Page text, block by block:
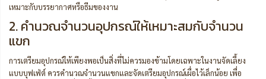
เหมาะกับบรรยากาศหรือธีมของงาน
2. คำนวณจำนวนอุปกรณ์ให้เหมาะสมกับจำนวน
แขก
การเตรียมอุปกรณ์ให้เพียงพอเป็นสิ่งที่ไม่ควรมองข้ามโดยเฉพาะในงานจัดเลี้ยง
แบบบุฟเฟ่ต์ ควรคำนวณจำนวนแขกและจัดเตรียมอุปกรณ์เผื่อไว้เล็กน้อย เพื่อ